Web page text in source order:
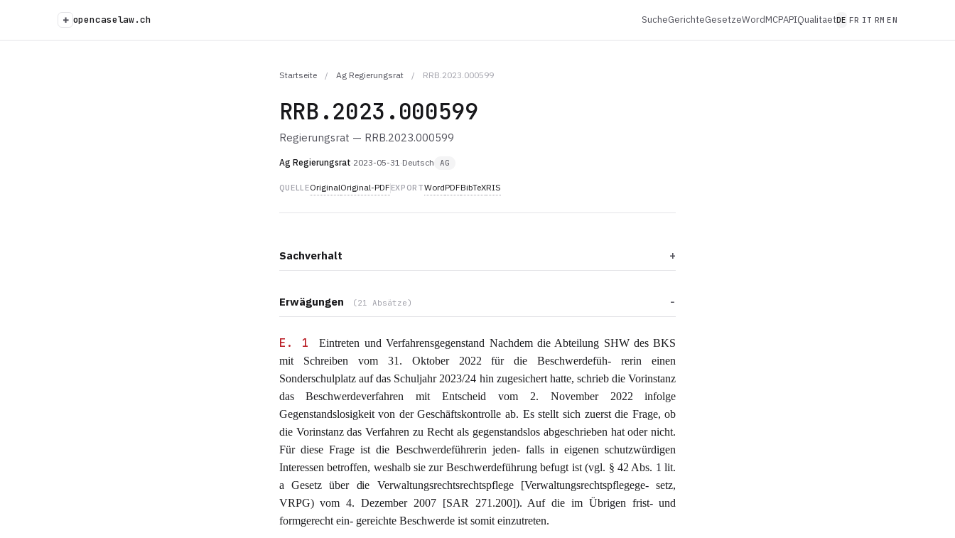
+ opencaselaw.ch SucheGerichteGesetzeWordMCPAPIQualitaetDE FR IT RM EN
Startseite / Ag Regierungsrat / RRB.2023.000599
RRB.2023.000599
Regierungsrat — RRB.2023.000599
Ag Regierungsrat·2023-05-31·Deutsch AG
QUELLEOriginalOriginal-PDF EXPORTWordPDFBibTeXRIS
Sachverhalt
Erwägungen (21 Absätze)
E. 1
Eintreten und Verfahrensgegenstand Nachdem die Abteilung SHW des BKS
mit Schreiben vom 31. Oktober 2022 für die Beschwerdefüh- rerin einen
Sonderschulplatz auf das Schuljahr 2023/24 hin zugesichert hatte, schrieb die Vorinstanz
das Beschwerdeverfahren mit Entscheid vom 2. November 2022 infolge
Gegenstandslosigkeit von der Geschäftskontrolle ab. Es stellt sich zuerst die Frage, ob
die Vorinstanz das Verfahren zu Recht als gegenstandslos abgeschrieben hat oder nicht.
Für diese Frage ist die Beschwerdeführerin jeden- falls in eigenen schutzwürdigen
Interessen betroffen, weshalb sie zur Beschwerdeführung befugt ist (vgl. § 42 Abs. 1 lit.
a Gesetz über die Verwaltungsrechtsrechtspflege [Verwaltungsrechtspflegege- setz,
VRPG) vom 4. Dezember 2007 [SAR 271.200]). Auf die im Übrigen frist- und
formgerecht ein- gereichte Beschwerde ist somit einzutreten.